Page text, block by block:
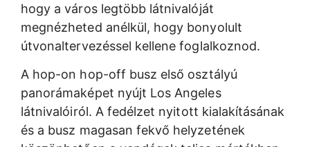
hogy a város legtöbb látnivalóját
megnézheted anélkül, hogy bonyolult
útvonaltervezéssel kellene foglalkoznod.
A hop-on hop-off busz első osztályú
panorámaképet nyújt Los Angeles
látnivalóiról. A fedélzet nyitott kialakításának
és a busz magasan fekvő helyzetének